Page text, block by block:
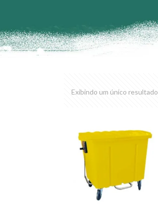
Exibindo um único resultado